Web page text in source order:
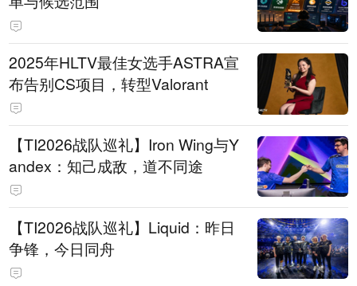
2025年HLTV最佳女选手ASTRA宣
布告别CS项目，转型Valorant
【TI2026战队巡礼】Iron Wing与Y
andex：知己成敌，道不同途
【TI2026战队巡礼】Liquid：昨日
争锋，今日同舟